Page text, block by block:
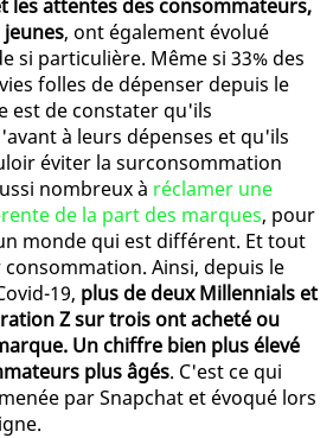
les attentes des consommateurs,
, ont également évolué
si particulière. Même si 33% des
folles de dépenser depuis le
est de constater qu'ils
à leurs dépenses et qu'ils
éviter la surconsommation
nombreux à réclamer une
de la part des marques, pour
monde qui est différent. Et tout
Ainsi, depuis le
19, plus de deux Millennials et
Z sur trois ont acheté ou
Un chiffre bien plus élevé
plus âgés. C'est ce qui
par Snapchat et évoqué lors